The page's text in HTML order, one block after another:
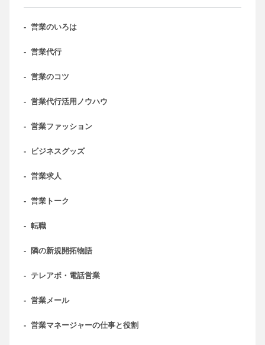
- 営業のいろは
- 営業代行
- 営業のコツ
- 営業代行活用ノウハウ
- 営業ファッション
- ビジネスグッズ
- 営業求人
- 営業トーク
- 転職
- 隣の新規開拓物語
- テレアポ・電話営業
- 営業メール
- 営業マネージャーの仕事と役割